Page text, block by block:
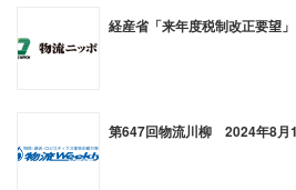
経産省「来年度税制改正要望
第647回物流川柳 2024年8月